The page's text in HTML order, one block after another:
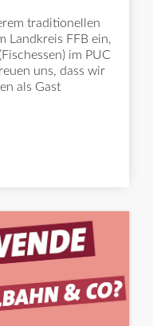
traditionellen
Landkreis FFB ein,
im PUC
uns, dass wir
als Gast